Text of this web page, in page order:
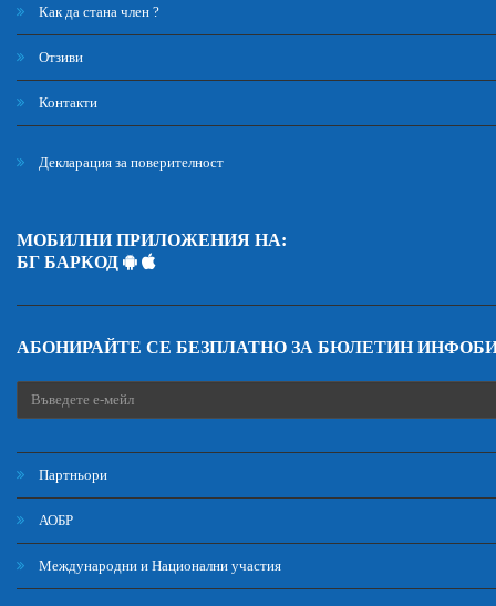
Как да стана член ?
Отзиви
Контакти
Декларация за поверителност
МОБИЛНИ ПРИЛОЖЕНИЯ НА:
БГ БАРКОД
АБОНИРАЙТЕ СЕ БЕЗПЛАТНО ЗА БЮЛЕТИН
Партньори
АОБР
Международни и Национални участия